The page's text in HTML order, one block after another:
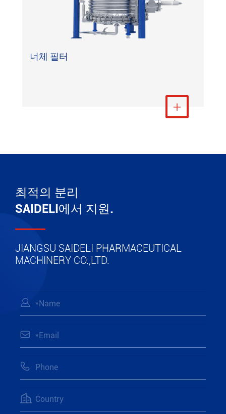
너체 필터
더 보기

최적의 분리
SAIDELI에서 지원.
JIANGSU SAIDELI PHARMACEUTICAL
MACHINERY CO.,LTD.



